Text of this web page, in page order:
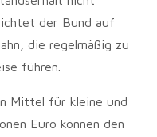
der Bund auf
die regelmäßig zu
führen.
Mittel für kleine und
Euro können den